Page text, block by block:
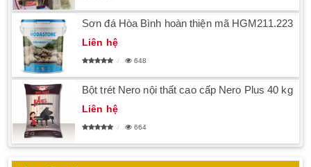
Sơn đá Hòa Bình hoàn thiện mã HGM211.223
Liên hệ
648
Bột trét Nero nội thất cao cấp Nero Plus 40 kg
Liên hệ
664